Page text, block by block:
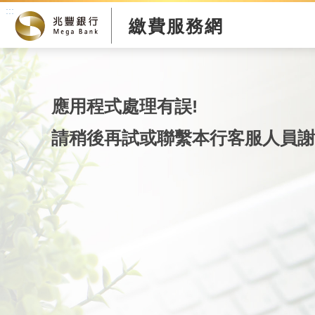
:::
繳費服務網
應用程式處理有誤!
請稍後再試或聯繫本行客服人員